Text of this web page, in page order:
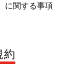
に関する事項
約